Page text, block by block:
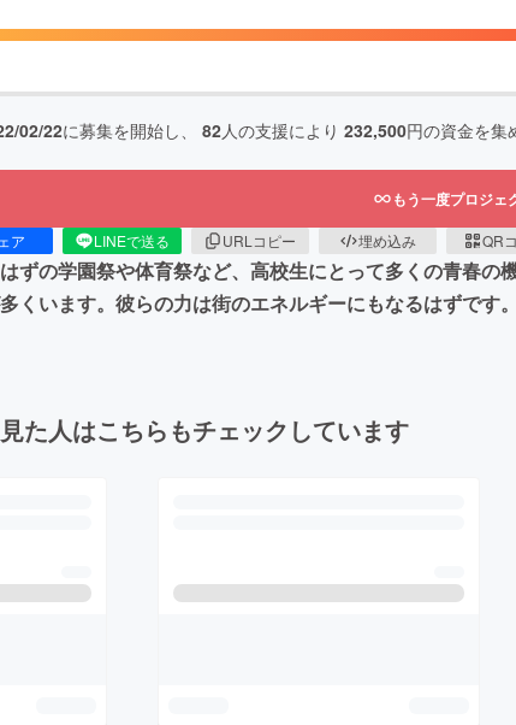
02/22に募集を開始し、 82人の支援により 232,500円の資金を集
もう一度プロジェ
ア LINEで送る URLコピー 埋め込み QR
ずの学園祭や体育祭など、高校生にとって多くの青春
くいます。彼らの力は街のエネルギーにもなるはずで
た人はこちらもチェックしています